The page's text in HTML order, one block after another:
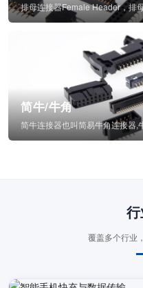
简牛/牛角
行
覆盖多个行业